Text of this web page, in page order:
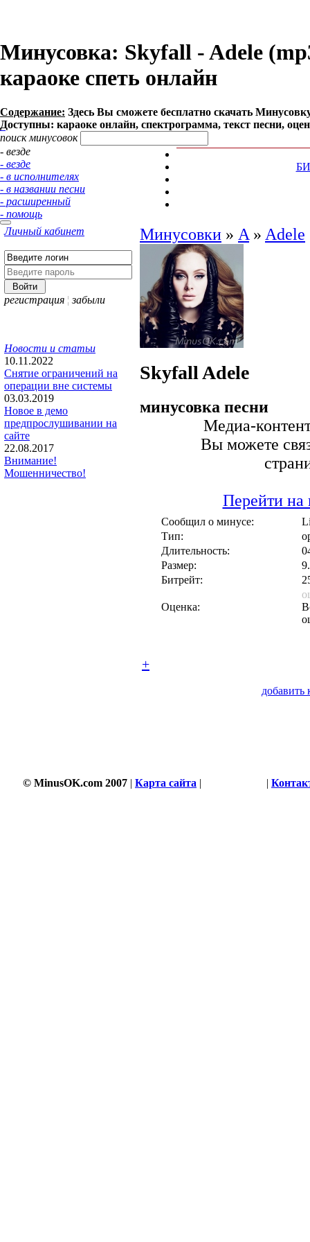
Минусовка: Skyfall - Adele
караоке спеть онлайн
Содержание: Здесь Вы сможете бесплатно cкачать
Доступны: караоке онлайн, спектрограмма, текст песни,
поиск минусовок
- везде
- везде
- в исполнителях
- в названии песни
- расширенный
- помощь
Личный кабинет
регистрация ¦ забыли
Новости и статьи
10.11.2022
Снятие ограничений на
операции вне системы
03.03.2019
Новое в демо
предпрослушивании на
сайте
22.08.2017
Внимание!
Мошенничество!
Минусовки » A » Adele
Skyfall Adele
минусовка песни
Медиа-
Вы можете
Перейти на
Сообщил о минусе:
Тип:
Длительность:
Размер:
Битрейт:
Оценка:
+
добавить
© MinusOK.com 2007 | Карта сайта | |